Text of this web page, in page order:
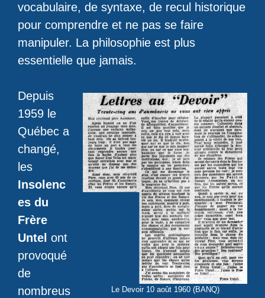
vocabulaire, de syntaxe, de recul historique
pour comprendre et ne pas se faire
manipuler. La philosophie est plus
essentielle que jamais.
Le Devoir 10 août 1960 (BANQ)
Depuis
1959 le
Québec a
changé,
les
Insolenc
es du
Frère
Untel ont
provoqué
de
nombreus